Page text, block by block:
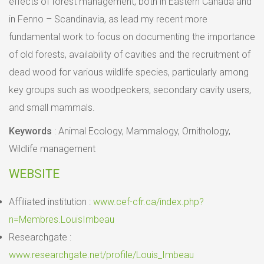
in Fenno – Scandinavia, as lead my recent more
fundamental work to focus on documenting the importance
of old forests, availability of cavities and the recruitment of
dead wood for various wildlife species, particularly among
key groups such as woodpeckers, secondary cavity users,
and small mammals.
Keywords : Animal Ecology, Mammalogy, Ornithology,
Wildlife management
WEBSITE
Affiliated institution : www.cef-cfr.ca/index.php?
n=Membres.LouisImbeau
Researchgate :
www.researchgate.net/profile/Louis_Imbeau